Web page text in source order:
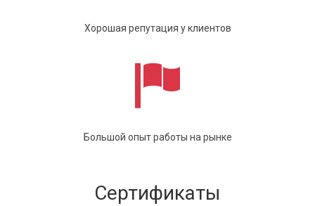
Хорошая репутация у клиентов
Большой опыт работы на рынке
Сертификаты